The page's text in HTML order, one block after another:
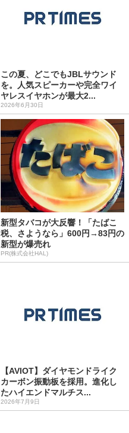
この夏、どこでもJBLサウンド
を。人気スピーカーや完全ワイ
ヤレスイヤホンが最大2...
2026年6月30日
新型タバコが大反響！「たばこ
税、さようなら」600円→83円の
新型が爆売れ
PR(株式会社HAL)
【AVIOT】ダイヤモンドライク
カーボン振動板を採用。進化し
たハイエンドマルチス...
2026年7月9日